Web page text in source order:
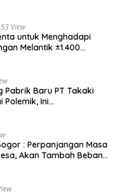
View
untuk Menghadapi
Melantik ±1.400
Pabrik Baru PT Takaki
Polemik, Ini
: Perpanjangan Masa
Akan Tambah Beban